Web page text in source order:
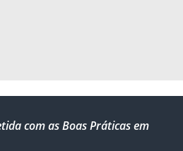
com as Boas Práticas em